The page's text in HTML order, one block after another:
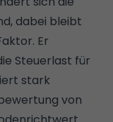
dabei bleibt
Er
Steuerlast für
stark
von